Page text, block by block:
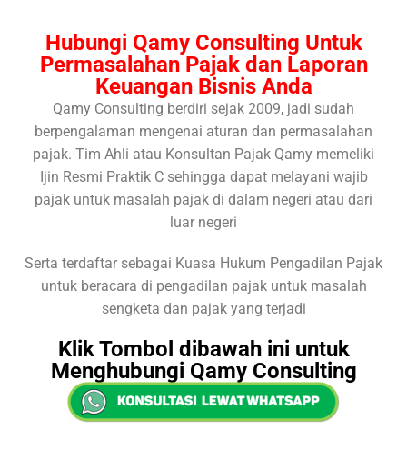
Hubungi Qamy Consulting Untuk
Permasalahan Pajak dan Laporan
Keuangan Bisnis Anda
Qamy Consulting berdiri sejak 2009, jadi sudah
berpengalaman mengenai aturan dan permasalahan
pajak. Tim Ahli atau Konsultan Pajak Qamy memeliki
Ijin Resmi Praktik C sehingga dapat melayani wajib
pajak untuk masalah pajak di dalam negeri atau dari
luar negeri
Serta terdaftar sebagai Kuasa Hukum Pengadilan Pajak
untuk beracara di pengadilan pajak untuk masalah
sengketa dan pajak yang terjadi
Klik Tombol dibawah ini untuk
Menghubungi Qamy Consulting